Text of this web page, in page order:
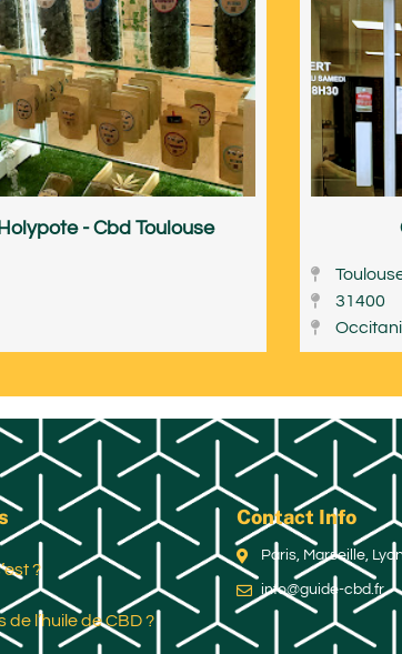
- Cbd Toulouse
31400
?
l’huile de CBD ?
Contact Info
Paris, Marseille,
info@guide-cbd.fr